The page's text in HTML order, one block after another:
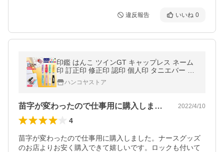
違反報告 いいね 0
印鑑 はんこ ツインGT キャップレス ネーム
印 訂正印 修正印 認印 個人印 タニエバー ポ
イント消化
ハンコヤストア
苗字が変わったので仕事用に購入しました… 2022/4/10
4
苗字が変わったので仕事用に購入しました。ナースグッズ
のお店よりお安く購入できて嬉しいです。ロックも付いて